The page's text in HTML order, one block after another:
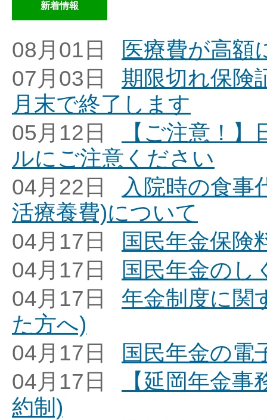
新着情報
08月01日
医療費が高額
07月03日
期限切れ保険
月末で終了します
05月12日
【ご注意！
ルにご注意ください
04月22日
入院時の食事
活療養費)について
04月17日
国民年金保険
04月17日
国民年金のし
04月17日
年金制度に関
た方へ)
04月17日
国民年金の電
04月17日
【延岡年金
約制)